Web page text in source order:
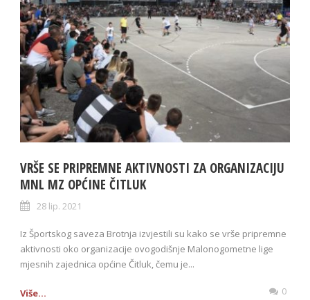
VRŠE SE PRIPREMNE AKTIVNOSTI ZA ORGANIZACIJU
MNL MZ OPĆINE ČITLUK
28 lip. 2021
Iz Športskog saveza Brotnja izvjestili su kako se vrše pripremne
aktivnosti oko organizacije ovogodišnje Malonogometne lige
mjesnih zajednica općine Čitluk, čemu je...
Više... 0